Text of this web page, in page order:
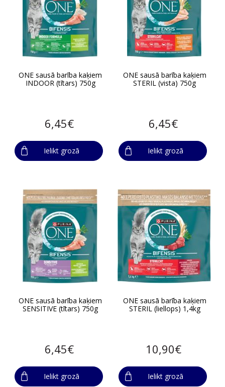
ONE sausā barība kaķiem
INDOOR (tītars) 750g
6,45€
Ielikt grozā
ONE sausā barība kaķiem
STERIL (vista) 750g
6,45€
Ielikt grozā
ONE sausā barība kaķiem
SENSITIVE (tītars) 750g
6,45€
Ielikt grozā
ONE sausā barība kaķiem
STERIL (liellops) 1,4kg
10,90€
Ielikt grozā